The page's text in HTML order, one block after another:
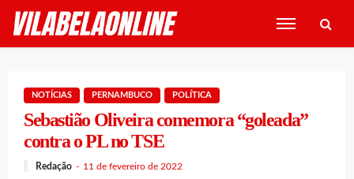
NOTÍCIAS PERNAMBUCO POLÍTICA
Sebastião Oliveira comemora “goleada”
contra o PL no TSE
Redação 11 de fevereiro de 2022